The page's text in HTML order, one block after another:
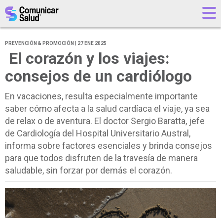
PREVENCIÓN & PROMOCIÓN | 27 ENE 2025
El corazón y los viajes:
consejos de un cardiólogo
En vacaciones, resulta especialmente importante
saber cómo afecta a la salud cardíaca el viaje, ya sea
de relax o de aventura. El doctor Sergio Baratta, jefe
de Cardiología del Hospital Universitario Austral,
informa sobre factores esenciales y brinda consejos
para que todos disfruten de la travesía de manera
saludable, sin forzar por demás el corazón.